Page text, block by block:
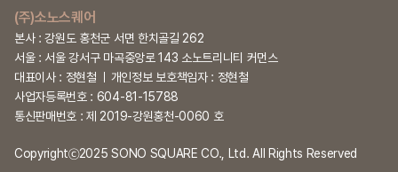
(주)소노스퀘어
본사 : 강원도 홍천군 서면 한치골길 262
서울 : 서울 강서구 마곡중앙로 143 소노트리니티 커먼스
대표이사 : 정현철
개인정보 보호책임자 : 정현철
사업자등록번호 : 604-81-15788
통신판매번호 : 제 2019-강원홍천-0060 호
Copyrightⓒ2025 SONO SQUARE CO., Ltd. All Rights Reserved